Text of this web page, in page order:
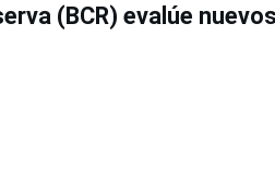
(BCR) evalúe